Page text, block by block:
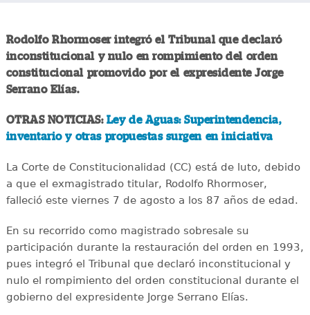
Rodolfo Rhormoser integró el Tribunal que declaró
inconstitucional y nulo en rompimiento del orden
constitucional promovido por el expresidente Jorge
Serrano Elías.
OTRAS NOTICIAS: Ley de Aguas: Superintendencia,
inventario y otras propuestas surgen en iniciativa
La Corte de Constitucionalidad (CC) está de luto, debido
a que el exmagistrado titular, Rodolfo Rhormoser,
falleció este viernes 7 de agosto a los 87 años de edad.
En su recorrido como magistrado sobresale su
participación durante la restauración del orden en 1993,
pues integró el Tribunal que declaró inconstitucional y
nulo el rompimiento del orden constitucional durante el
gobierno del expresidente Jorge Serrano Elías.